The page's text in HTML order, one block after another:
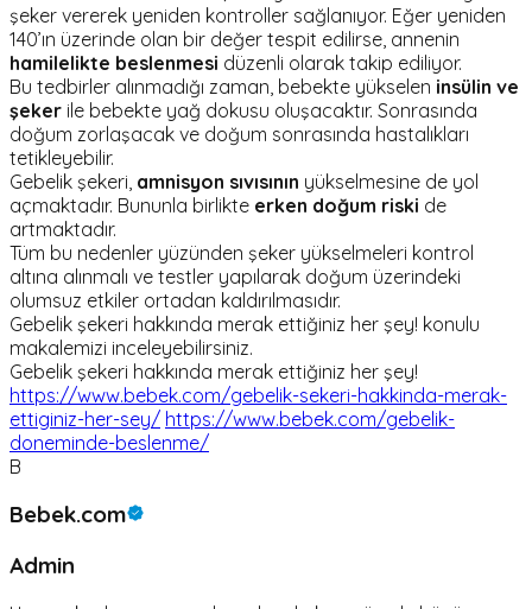
şeker vererek yeniden kontroller sağlanıyor. Eğer yeniden
140’ın üzerinde olan bir değer tespit edilirse, annenin
hamilelikte beslenmesi düzenli olarak takip ediliyor.
Bu tedbirler alınmadığı zaman, bebekte yükselen insülin ve
şeker ile bebekte yağ dokusu oluşacaktır. Sonrasında
doğum zorlaşacak ve doğum sonrasında hastalıkları
tetikleyebilir.
Gebelik şekeri, amnisyon sıvısının yükselmesine de yol
açmaktadır. Bununla birlikte erken doğum riski de
artmaktadır.
Tüm bu nedenler yüzünden şeker yükselmeleri kontrol
altına alınmalı ve testler yapılarak doğum üzerindeki
olumsuz etkiler ortadan kaldırılmasıdır.
Gebelik şekeri hakkında merak ettiğiniz her şey! konulu
makalemizi inceleyebilirsiniz.
Gebelik şekeri hakkında merak ettiğiniz her şey!
https://www.bebek.com/gebelik-sekeri-hakkinda-merak-
ettiginiz-her-sey/ https://www.bebek.com/gebelik-
doneminde-beslenme/
B
Bebek.com
Admin